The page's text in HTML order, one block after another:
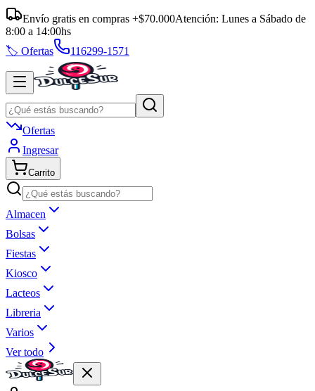
Envío gratis en compras +$70.000Atención: Lunes a Sábado de
8:00 a 14:00hs
🏷️ Ofertas
116299-1571
Ofertas
Ingresar
Carrito
Almacen
Bolsas
Fiestas
Kiosco
Lacteos
Libreria
Varios
Ver todo